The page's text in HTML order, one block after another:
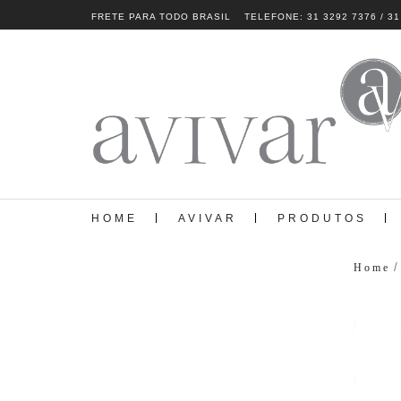
FRETE PARA TODO BRASIL TELEFONE: 31 3292 7376 /
HOME AVIVAR PRODUTOS
Home /